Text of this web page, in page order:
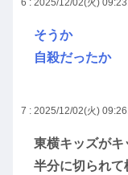
6 : 2025/12/02(火)
そうか
自殺だったか
7 : 2025/12/02(火)
東横キッズがキ
半分に切られ